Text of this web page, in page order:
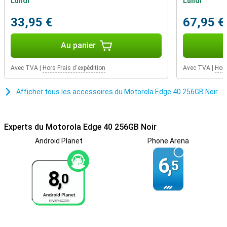
longtemps à se recharger grâce à sa fonction de charge rapide. Le
Motorola Edge 40 256GB Black dispose d'une batterie qui dure
facilement une journée. Vous restez donc toujours accessible.
33,95 €
Au panier
Avec TVA Hors Frais d'expédition
67,95 €
Avec TVA
Afficher tous les accessoires du Motorola Edge 40 256GB Noir
Experts du Motorola Edge 40 256GB Noir
Android Planet
8,0
Phone Arena
6,5